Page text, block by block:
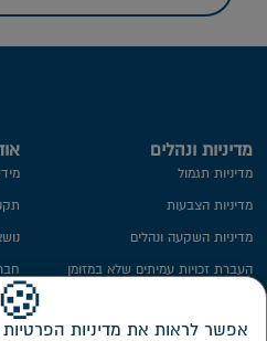
מדיניות ונהלים
מדיניות תגמול
מדיניות הצבעות
מדיניות השקעה ונהלים
העברת זכויות עמיתים שלא במזומן
מידע סטטיסטי
🍪
אפשר לראות את מדיניות הפרטיות